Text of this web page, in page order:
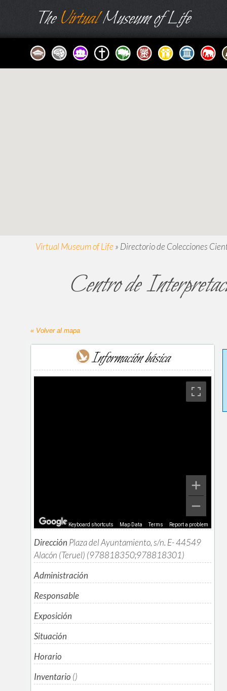
TheVirtualMuseum of Life
Virtual Museum of Life » Directorio de Colecciones
Centro de
« Volver al mapa
Información básica
Keyboard shortcuts Map Data Terms Report a problem
Dirección Plaza del Ayuntamiento, s/n. E- 44549
Alacón (Teruel) (978818350;978818301)
Administración
Responsable
Exposición
Situación
Horario
Inventario ()